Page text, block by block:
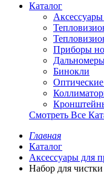
Каталог
Приборы
Бинокли
Смотреть Все
Главная
Каталог
Аксессуары для
Набор для